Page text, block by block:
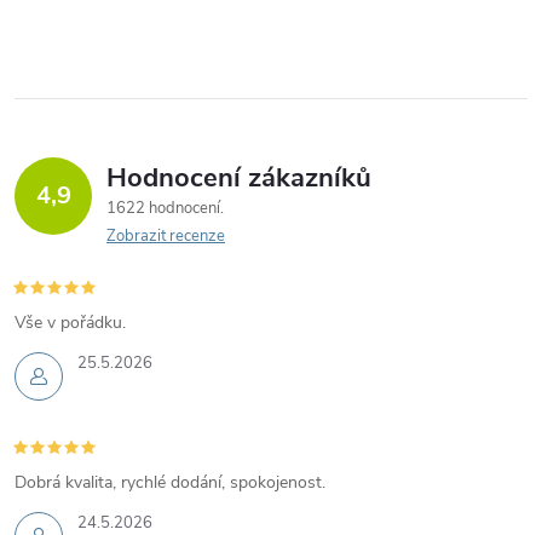
4,9 Hodnocení zákazníků
1622 hodnocení
Zobrazit recenze
25.5.2026
Vše v pořádku.
24.5.2026
Dobrá kvalita, rychlé dodání, spokojenost.